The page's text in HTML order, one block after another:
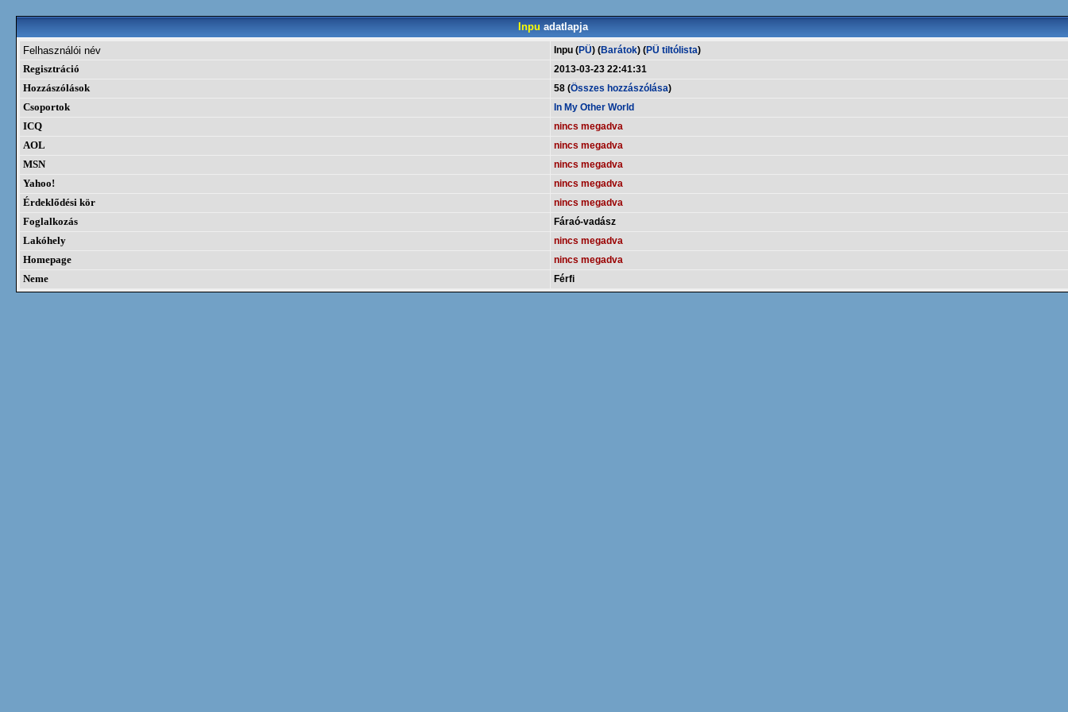
Inpu adatlapja
Felhasználói név
Inpu (PÜ) (Barátok) (PÜ tiltólista)
Regisztráció
2013-03-23 22:41:31
Hozzászólások
58 (Összes hozzászólása)
Csoportok
In My Other World
ICQ
nincs megadva
AOL
nincs megadva
MSN
nincs megadva
Yahoo!
nincs megadva
Érdeklődési kör
nincs megadva
Foglalkozás
Fáraó-vadász
Lakóhely
nincs megadva
Homepage
nincs megadva
Neme
Férfi